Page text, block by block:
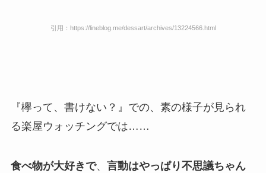
引用：https://lineblog.me/dessart/archives/13224566.html
『欅って、書けない？』での、素の様子が見られ
る楽屋ウォッチングでは……
食べ物が大好きで、 言動はやっぱり不思議ちゃん